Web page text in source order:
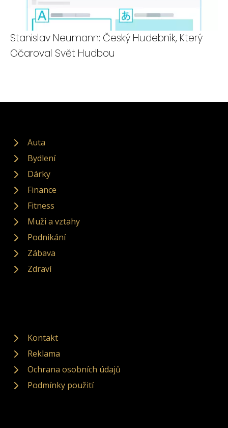
Stanislav Neumann: Český Hudebník, Který
Očaroval Svět Hudbou
Auta
Bydlení
Dárky
Finance
Fitness
Muži a vztahy
Podnikání
Zábava
Zdraví
Kontakt
Reklama
Ochrana osobních údajů
Podmínky použití